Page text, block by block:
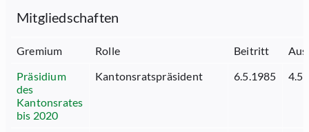
Mitgliedschaften
Gremium Rolle Beitritt
Präsidium
des
Kantonsrates
bis 2020
Kantonsratspräsident 6.5.1985